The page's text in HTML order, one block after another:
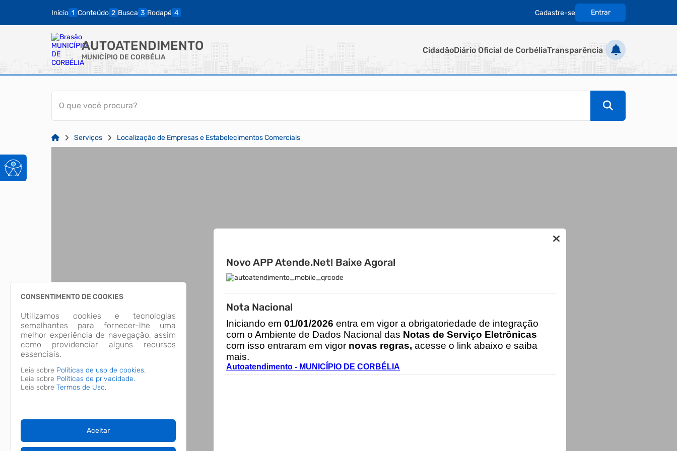
Início Conteúdo Busca Rodapé Cadastre-se Entrar
AUTOATENDIMENTO
MUNICÍPIO DE CORBÉLIA
CidadãoDiário Oficial de CorbéliaTransparência
O que você procura?
Serviços Localização de Empresas e Estabelecimentos Comerciais
CONSENTIMENTO DE COOKIES
Utilizamos cookies e tecnologias
semelhantes para fornecer-lhe uma
melhor experiência de navegação, assim
como providenciar alguns recursos
essenciais.
Leia sobre Políticas de uso de cookies.
Leia sobre Políticas de privacidade.
Leia sobre Termos de Uso.
Aceitar
Novo APP Atende.Net! Baixe Agora!
Nota Nacional
Iniciando em 01/01/2026 entra em vigor a obrigatoriedade de integração
com o Ambiente de Dados Nacional das Notas de Serviço Eletrônicas
com isso entraram em vigor novas regras, acesse o link abaixo e saiba
mais.
Autoatendimento - MUNICÍPIO DE CORBÉLIA